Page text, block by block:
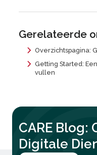
Gerelateerde
Overzichtspagina:
Getting Started:
vullen
CARE Blog:
Digitale